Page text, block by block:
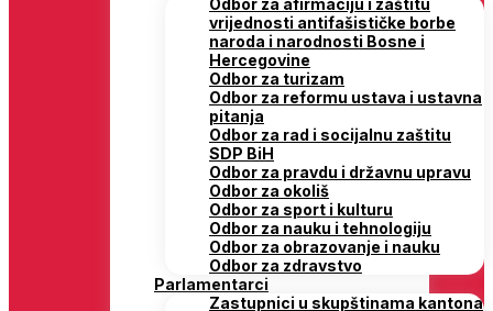
Odbor za afirmaciju i zaštitu
vrijednosti antifašističke borbe
naroda i narodnosti Bosne i
Hercegovine
Odbor za turizam
Odbor za reformu ustava i ustavna
pitanja
Odbor za rad i socijalnu zaštitu
SDP BiH
Odbor za pravdu i državnu upravu
Odbor za okoliš
Odbor za sport i kulturu
Odbor za nauku i tehnologiju
Odbor za obrazovanje i nauku
Odbor za zdravstvo
Parlamentarci
Zastupnici u skupštinama kantona